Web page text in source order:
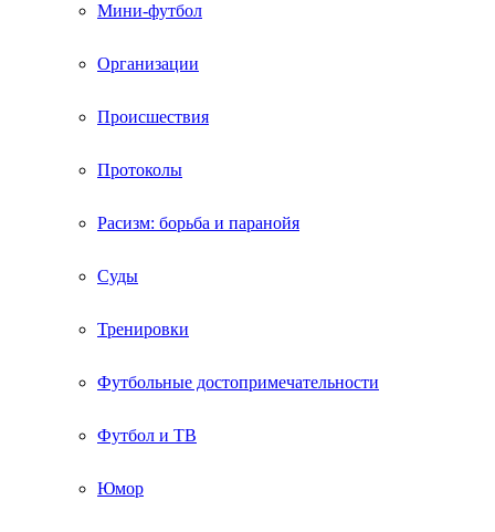
Мини-футбол
Организации
Происшествия
Протоколы
Расизм: борьба и паранойя
Суды
Тренировки
Футбольные достопримечательности
Футбол и ТВ
Юмор